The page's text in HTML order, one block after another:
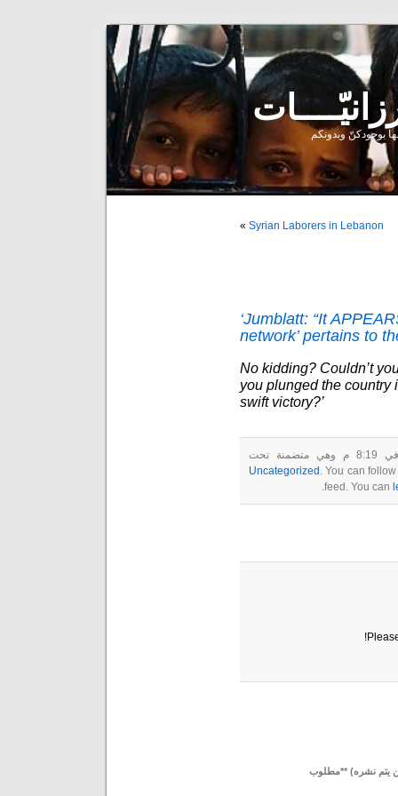
بوجودكنّ وبدونكم
Syrian Laborers in Lebanon
»
‘Jumblatt: “It
network’ pertains to
No kidding? Couldn’t
you plunged the country
swift victory?’
Uncategorized . You can
feed. You can
يتم نشره) **مطلوب